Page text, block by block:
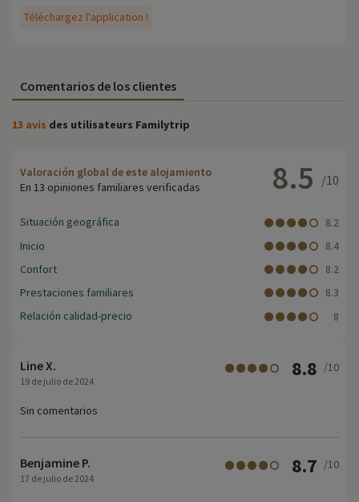
Téléchargez l'application !
Comentarios de los clientes
13 avis des utilisateurs Familytrip
Valoración global de este alojamiento
En 13 opiniones familiares verificadas
8.5 /10
Situación geográfica
8.2
Inicio
8.4
Confort
8.2
Prestaciones familiares
8.3
Relación calidad-precio
8
Line X.
19 de julio de 2024
8.8 /10
Sin comentarios
Benjamine P.
17 de julio de 2024
8.7 /10